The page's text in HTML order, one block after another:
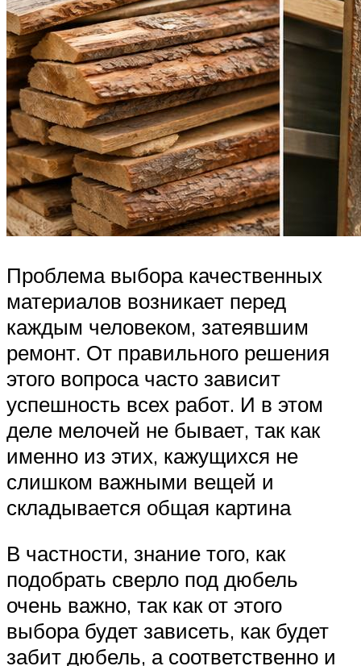
Проблема выбора качественных
материалов возникает перед
каждым человеком, затеявшим
ремонт. От правильного решения
этого вопроса часто зависит
успешность всех работ. И в этом
деле мелочей не бывает, так как
именно из этих, кажущихся не
слишком важными вещей и
складывается общая картина
В частности, знание того, как
подобрать сверло под дюбель
очень важно, так как от этого
выбора будет зависеть, как будет
забит дюбель, а соответственно и